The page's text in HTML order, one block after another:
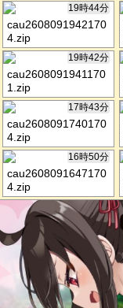
19時44分
cau2608091942170
4.zip
19時42分
cau2608091941170
1.zip
17時43分
cau2608091740170
4.zip
16時50分
cau2608091647170
4.zip